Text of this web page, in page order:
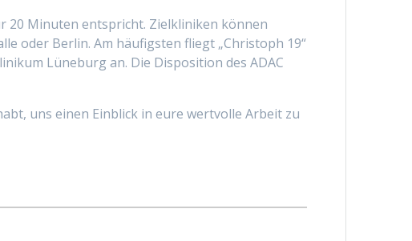
20 Minuten entspricht. Zielkliniken können
oder Berlin. Am häufigsten fliegt „Christoph 19“
Lüneburg an. Die Disposition des ADAC
uns einen Einblick in eure wertvolle Arbeit zu